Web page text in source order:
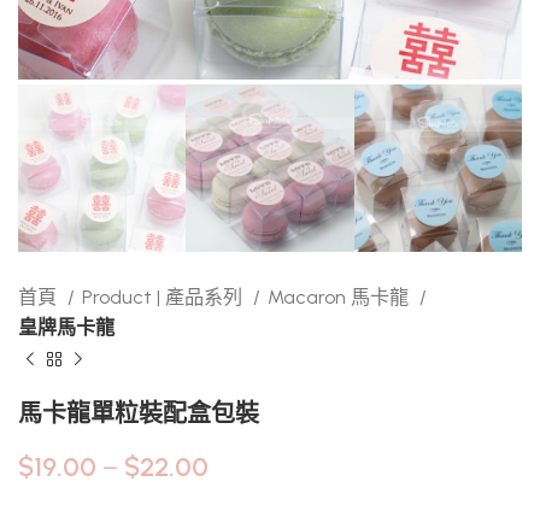
首頁 Product | 產品系列
Macaron 馬卡龍
皇牌馬卡龍
馬卡龍單粒裝配盒包裝
$19.00 – $22.00